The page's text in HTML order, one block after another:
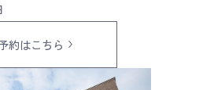
約はこちら